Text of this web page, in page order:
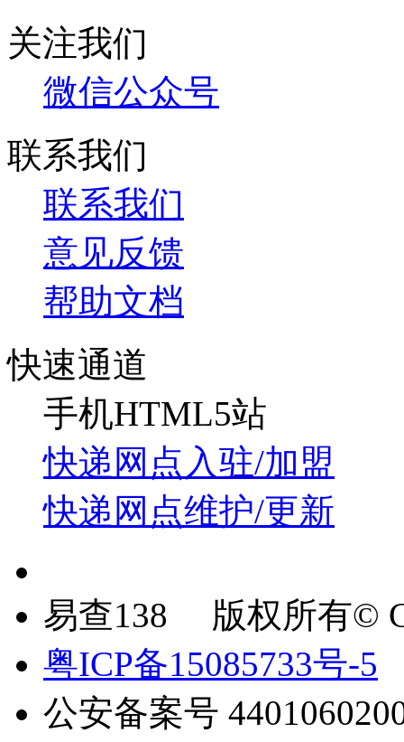
关注我们
微信公众号
联系我们
联系我们
意见反馈
帮助文档
快速通道
手机HTML5站
快递网点入驻/加盟
快递网点维护/更新
易查138 版权所有©
粤ICP备15085733号-5
公安备案号